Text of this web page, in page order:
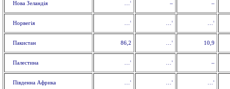
Нова Зеландія …1 – –
Норвегія …1 …1 …1
Пакистан 86,2 …1 10,9
Палестина …1 …1 –
Південна Африка …1 …1 …1